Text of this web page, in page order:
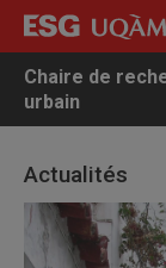
Chaire de
urbain
Actualités